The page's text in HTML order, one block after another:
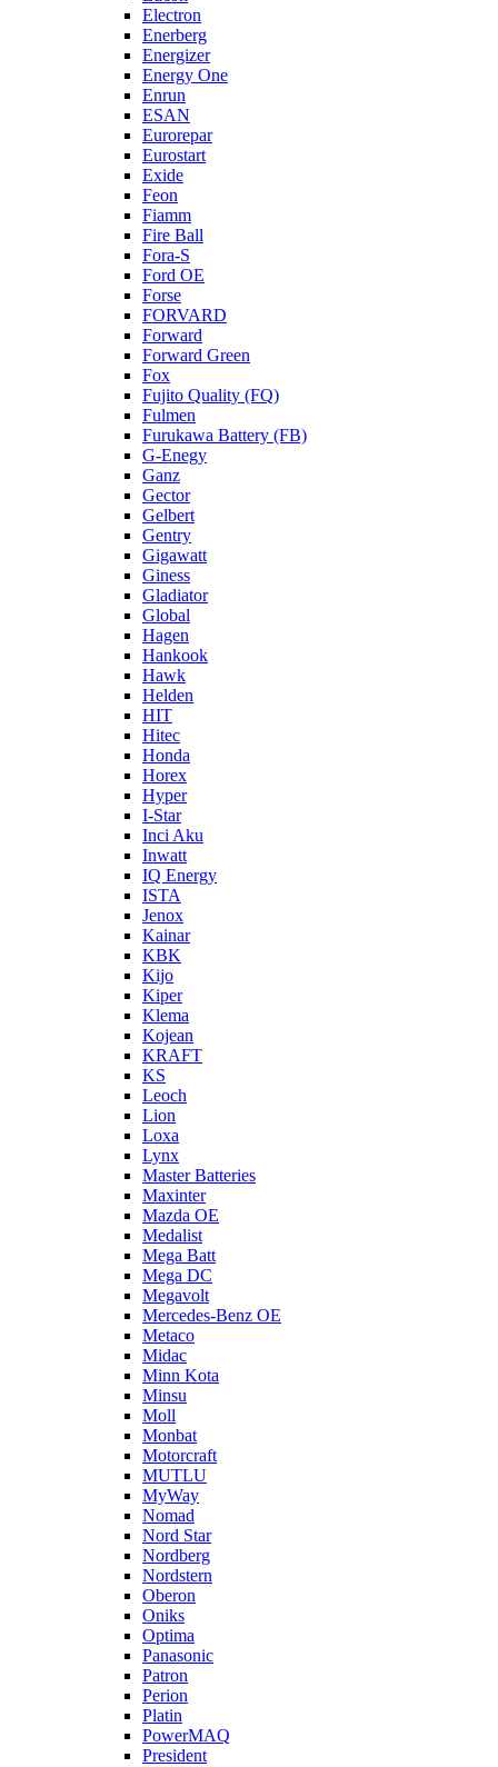
Electron
Enerberg
Energizer
Energy One
Enrun
ESAN
Eurorepar
Eurostart
Exide
Feon
Fiamm
Fire Ball
Fora-S
Ford OE
Forse
FORVARD
Forward
Forward Green
Fox
Fujito Quality (FQ)
Fulmen
Furukawa Battery (FB)
G-Enegy
Ganz
Gector
Gelbert
Gentry
Gigawatt
Giness
Gladiator
Global
Hagen
Hankook
Hawk
Helden
HIT
Hitec
Honda
Horex
Hyper
I-Star
Inci Aku
Inwatt
IQ Energy
ISTA
Jenox
Kainar
KBK
Kijo
Kiper
Klema
Kojean
KRAFT
KS
Leoch
Lion
Loxa
Lynx
Master Batteries
Maxinter
Mazda OE
Medalist
Mega Batt
Mega DC
Megavolt
Mercedes-Benz OE
Metaco
Midac
Minn Kota
Minsu
Moll
Monbat
Motorcraft
MUTLU
MyWay
Nomad
Nord Star
Nordberg
Nordstern
Oberon
Oniks
Optima
Panasonic
Patron
Perion
Platin
PowerMAQ
President